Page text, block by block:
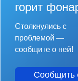
горит
Столкнулись с
проблемой —
сообщите о ней!
Сообщить